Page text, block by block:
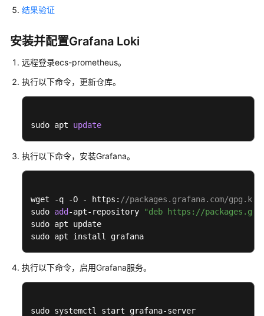
站
进
行
控
与
警
用
Grafana
实
现
实
时
服
结果验证
安装并配置Grafana Loki
远程登录ecs-prometheus。
执行以下命令，更新仓库。
sudo apt update
执行以下命令，安装Grafana。
wget -q -O - https: //packages.grafana.com/
sudo add -apt-repository
"deb https://
sudo apt update
sudo apt install grafana
执行以下命令，启用Grafana服务。
sudo systemctl start grafana-server